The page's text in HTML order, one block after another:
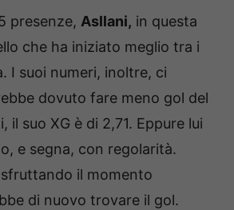
presenze, Asllani, in questa
che ha iniziato meglio tra i
I suoi numeri, inoltre, ci
dovuto fare meno gol del
il suo XG è di 2,71. Eppure lui
e segna, con regolarità.
il momento
di nuovo trovare il gol.